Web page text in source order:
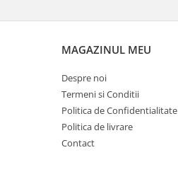
MAGAZINUL MEU
Despre noi
Termeni si Conditii
Politica de Confidentialitate
Politica de livrare
Contact